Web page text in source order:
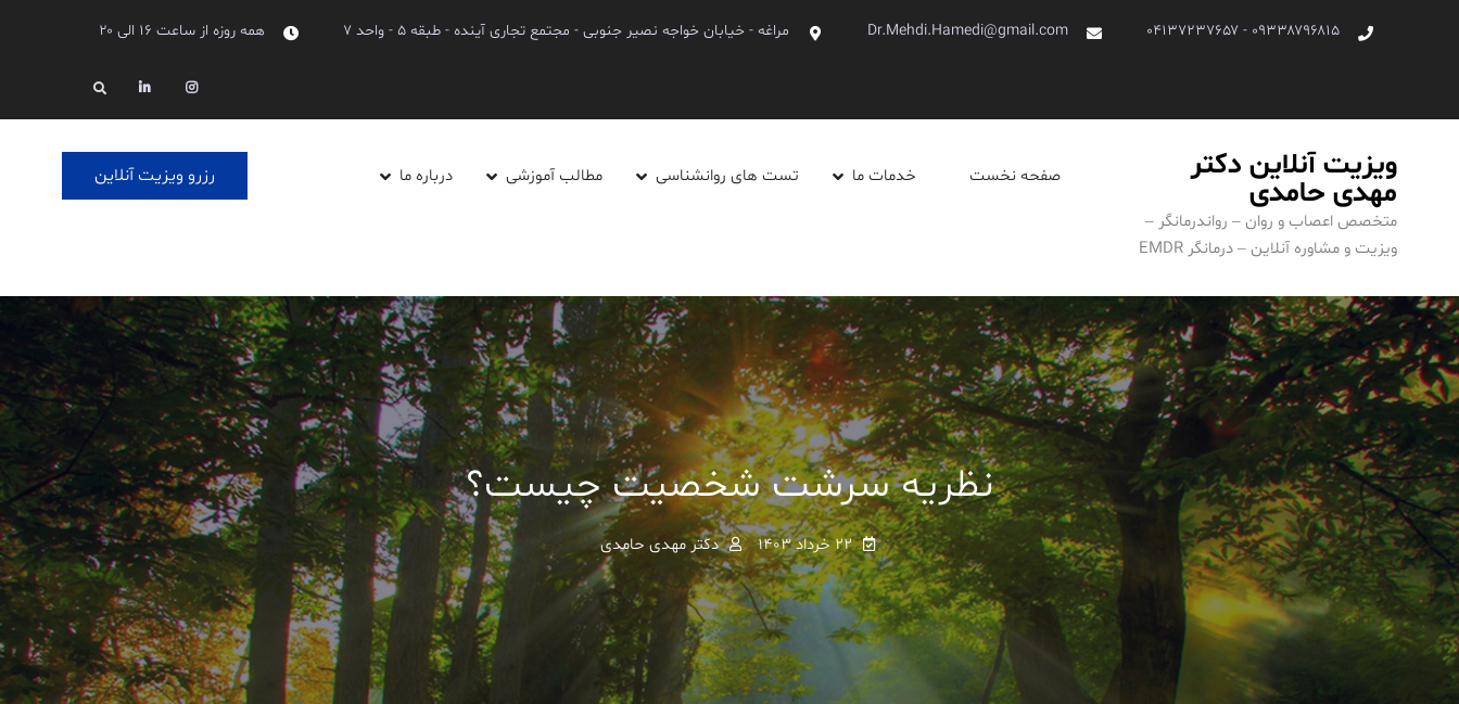
۰۹۳۳۸۷۹۶۸۱۵ - ۰۴۱۳۷۲۳۷۶۵۷ Dr.Mehdi.Hamedi@gmail.com مراغه - خیابان خواجه نصیر جنوبی - مجتمع تجاری آینده - طبقه ۵ - واحد ۷ همه روزه از ساعت ۱۶ الی ۲۰
Instagram
Linkedin
Search
ویزیت آنلاین دکتر
مهدی حامدی
متخصص اعصاب و روان – رواندرمانگر –
ویزیت و مشاوره آنلاین – درمانگر EMDR
صفحه نخست خدمات ما تست های روانشناسی مطالب آموزشی درباره ما رزرو ویزیت آنلاین
نظریه سرشت شخصیت چیست؟
۲۲ خرداد ۱۴۰۳ دکتر مهدی حامدی